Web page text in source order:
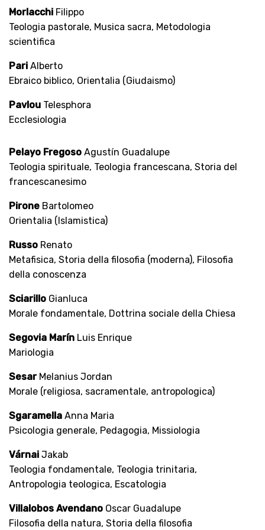
Morlacchi Filippo
Teologia pastorale, Musica sacra, Metodologia
scientifica
Pari Alberto
Ebraico biblico, Orientalia (Giudaismo)
Pavlou Telesphora
Ecclesiologia
Pelayo Fregoso Agustín Guadalupe
Teologia spirituale, Teologia francescana, Storia del
francescanesimo
Pirone Bartolomeo
Orientalia (Islamistica)
Russo Renato
Metafisica, Storia della filosofia (moderna), Filosofia
della conoscenza
Sciarillo Gianluca
Morale fondamentale, Dottrina sociale della Chiesa
Segovia Marín Luis Enrique
Mariologia
Sesar Melanius Jordan
Morale (religiosa, sacramentale, antropologica)
Sgaramella Anna Maria
Psicologia generale, Pedagogia, Missiologia
Várnai Jakab
Teologia fondamentale, Teologia trinitaria,
Antropologia teologica, Escatologia
Villalobos Avendano Oscar Guadalupe
Filosofia della natura, Storia della filosofia